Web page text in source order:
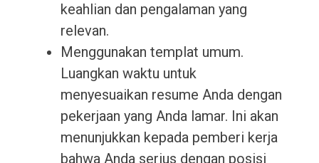
keahlian dan pengalaman yang
relevan.
Menggunakan templat umum.
Luangkan waktu untuk
menyesuaikan resume Anda dengan
pekerjaan yang Anda lamar. Ini akan
menunjukkan kepada pemberi kerja
bahwa Anda serius dengan posisi